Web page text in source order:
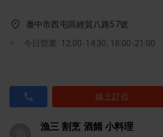
臺中市西屯區經貿八路57號
今日營業: 12:00-14:30, 18:00-21:00
線上訂位
漁三 割烹 酒餚 小料理